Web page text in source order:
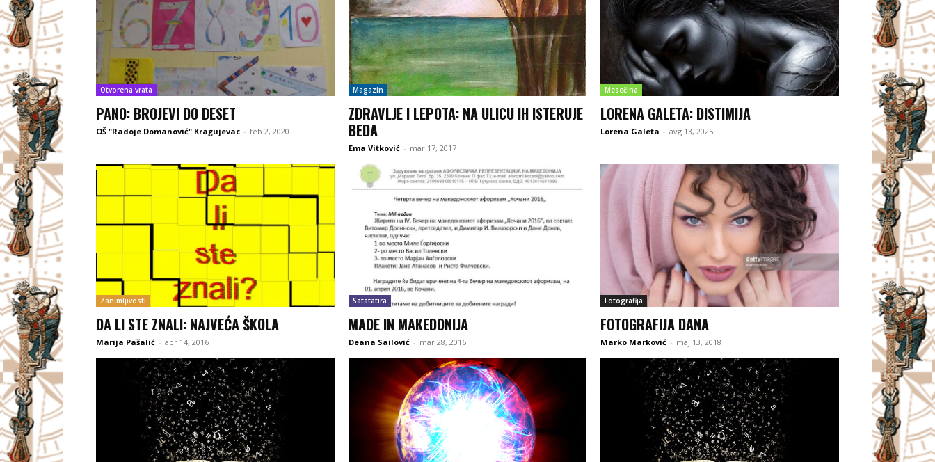
Otvorena vrata
PANO: BROJEVI DO DESET
OŠ "Radoje Domanović" Kragujevac - feb 2, 2020
Magazin
ZDRAVLJE I LEPOTA: NA ULICU IH ISTERUJE
BEDA
Ema Vitković - mar 17, 2017
Mesečina
LORENA GALETA: DISTIMIJA
Lorena Galeta - avg 13, 2025
Zanimljivosti
DA LI STE ZNALI: NAJVEĆA ŠKOLA
Marija Pašalić - apr 14, 2016
Satatatira
MADE IN MAKEDONIJA
Deana Sailović - mar 28, 2016
Fotografija
FOTOGRAFIJA DANA
Marko Marković - maj 13, 2018